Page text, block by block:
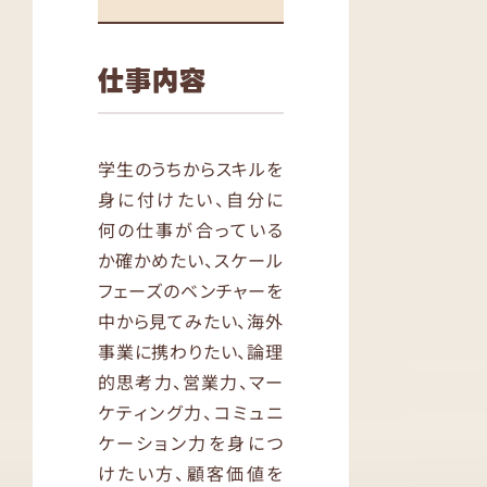
仕事内容
学生のうちからスキルを
身に付けたい、自分に
何の仕事が合っている
か確かめたい、スケール
フェーズのベンチャーを
中から見てみたい、海外
事業に携わりたい、論理
的思考力、営業力、マー
ケティング力、コミュニ
ケーション力を身につ
けたい方、顧客価値を